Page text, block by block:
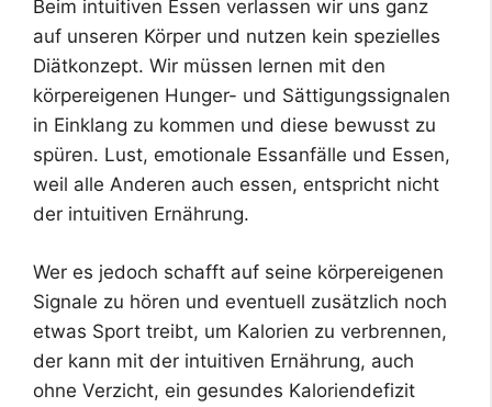
Beim intuitiven Essen verlassen wir uns ganz
auf unseren Körper und nutzen kein spezielles
Diätkonzept. Wir müssen lernen mit den
körpereigenen Hunger- und Sättigungssignalen
in Einklang zu kommen und diese bewusst zu
spüren. Lust, emotionale Essanfälle und Essen,
weil alle Anderen auch essen, entspricht nicht
der intuitiven Ernährung.
Wer es jedoch schafft auf seine körpereigenen
Signale zu hören und eventuell zusätzlich noch
etwas Sport treibt, um Kalorien zu verbrennen,
der kann mit der intuitiven Ernährung, auch
ohne Verzicht, ein gesundes Kaloriendefizit